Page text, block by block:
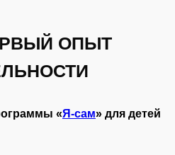
«Я-сам» для детей